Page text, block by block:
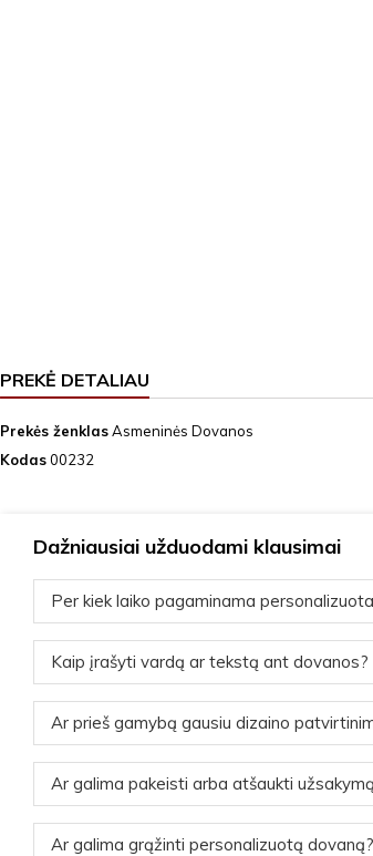
PREKĖ DETALIAU
Prekės ženklasAsmeninės Dovanos
Kodas00232
Dažniausiai užduodami klausimai
Per kiek laiko pagaminama
Kaip įrašyti vardą ar tekstą ant dovanos?
Ar prieš gamybą gausiu dizaino
Ar galima pakeisti arba atšaukti
Ar galima grąžinti personalizuotą dovaną?